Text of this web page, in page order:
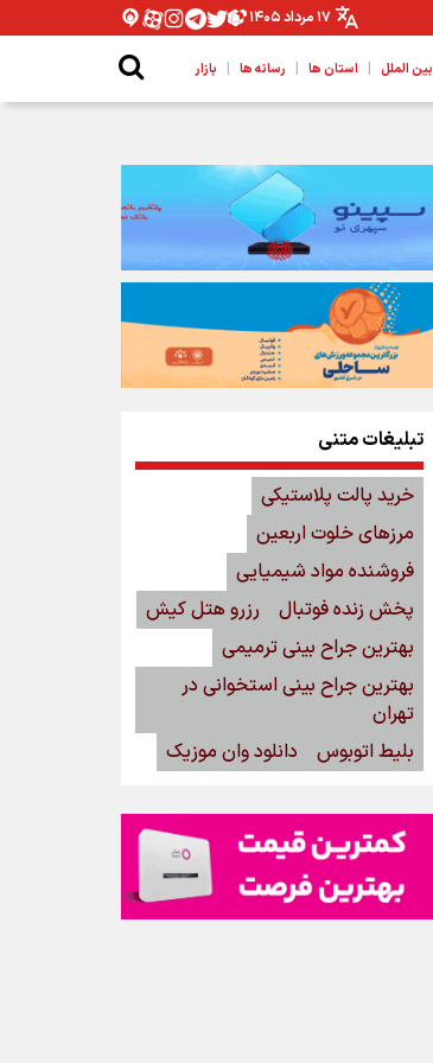
۱۷ مرداد ۱۴۰۵
بین الملل | استان ها | رسانه ها | بازار
تبلیغات متنی
خرید پالت پلاستیکی
مرزهای خلوت اربعین
فروشنده مواد شیمیایی
پخش زنده فوتبال
رزرو هتل کیش
بهترین جراح بینی ترمیمی
بهترین جراح بینی استخوانی در
تهران
بلیط اتوبوس
دانلود وان موزیک